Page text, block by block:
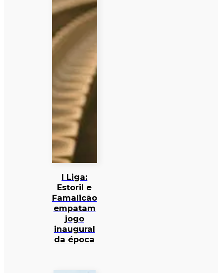
I Liga:
Estoril e
Famalicão
empatam
jogo
inaugural
da época